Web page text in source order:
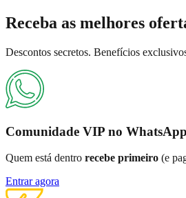
Receba as melhores
Descontos secretos. Benefícios
Comunidade VIP no WhatsApp
Quem está dentro recebe primeiro (e
Entrar agora